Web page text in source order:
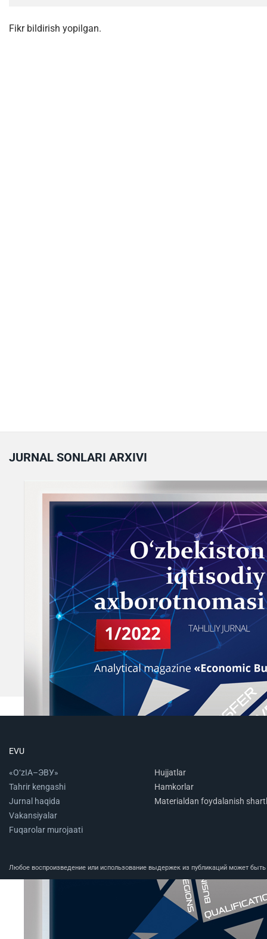
Fikr bildirish yopilgan.
JURNAL SONLARI ARXIVI
EVU
«O‘zIA–ЭВУ»
Tahrir kengashi
Jurnal haqida
Vakansiyalar
Fuqarolar murojaati
Hujjatlar
Hamkorlar
Materialdan foydalanish
Любое воспроизведение или использование выдержек из публикаций может